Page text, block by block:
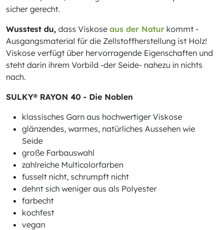
sicher gerecht.
Wusstest du, dass Viskose aus der Natur kommt -
Ausgangsmaterial für die Zellstoffherstellung ist Holz!
Viskose verfügt über hervorragende Eigenschaften und
steht darin ihrem Vorbild -der Seide- nahezu in nichts
nach.
SULKY® RAYON 40 - Die Noblen
klassisches Garn aus hochwertiger Viskose
glänzendes, warmes, natürliches Aussehen wie
Seide
große Farbauswahl
zahlreiche Multicolorfarben
fusselt nicht, schrumpft nicht
dehnt sich weniger aus als Polyester
farbecht
kochfest
vegan